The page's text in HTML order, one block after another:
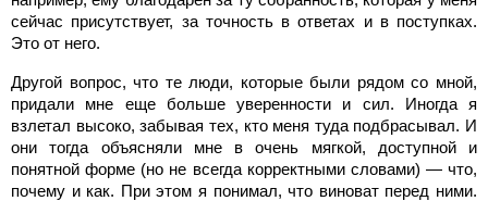
сейчас присутствует, за точность в ответах и в поступках.
Это от него.
Другой вопрос, что те люди, которые были рядом со мной,
придали мне еще больше уверенности и сил. Иногда я
взлетал высоко, забывая тех, кто меня туда подбрасывал. И
они тогда объясняли мне в очень мягкой, доступной и
понятной форме (но не всегда корректными словами) — что,
почему и как. При этом я понимал, что виноват перед ними.